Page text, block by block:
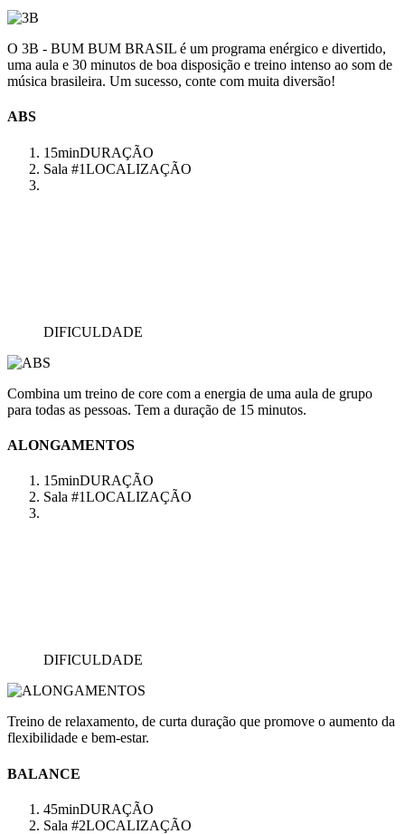
O 3B - BUM BUM BRASIL é um programa enérgico e divertido,
uma aula e 30 minutos de boa disposição e treino intenso ao som de
música brasileira. Um sucesso, conte com muita diversão!
ABS
15minDURAÇÃO
Sala #1LOCALIZAÇÃO
DIFICULDADE
Combina um treino de core com a energia de uma aula de grupo
para todas as pessoas. Tem a duração de 15 minutos.
ALONGAMENTOS
15minDURAÇÃO
Sala #1LOCALIZAÇÃO
DIFICULDADE
Treino de relaxamento, de curta duração que promove o aumento da
flexibilidade e bem-estar.
BALANCE
45minDURAÇÃO
Sala #2LOCALIZAÇÃO